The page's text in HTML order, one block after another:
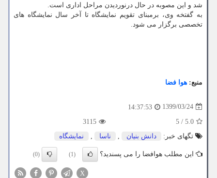
شد و این مصوبه در حال درنوردیدن مراحل اداری است.
به گفتخه وی، برمبنای تقویم نمایشگاه تا آخر سال نمایشگاه های
تخصصی برگزار می شود.
منبع: هوا فضا
1399/03/24
14:37:53
5.0
/
5
3115
تگهای خبر:
دانش بنیان , ناسا , نمایشگاه
این مطلب هوافضا را می پسندید؟ (1)
(0)
X